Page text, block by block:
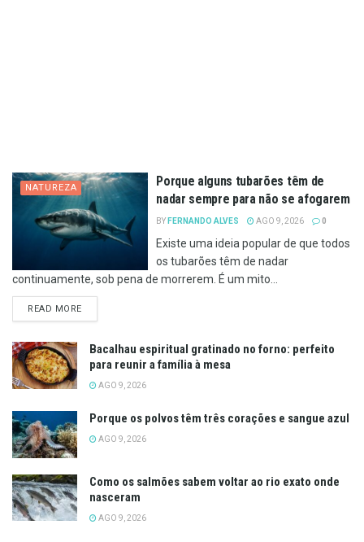
NATUREZA
Porque alguns tubarões têm de
nadar sempre para não se afogarem
BY FERNANDO ALVES AGO 9, 2026 0
Existe uma ideia popular de que todos
os tubarões têm de nadar
continuamente, sob pena de morrerem. É um mito...
READ MOREDETAILS
Bacalhau espiritual gratinado no forno: perfeito
para reunir a família à mesa
AGO 9, 2026
Porque os polvos têm três corações e sangue azul
AGO 9, 2026
Como os salmões sabem voltar ao rio exato onde
nasceram
AGO 9, 2026